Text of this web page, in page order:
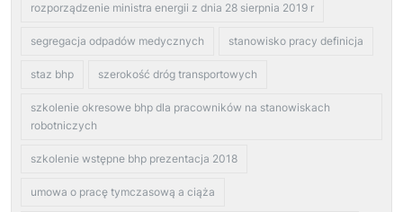
rozporządzenie ministra energii z dnia 28 sierpnia 2019 r
segregacja odpadów medycznych stanowisko pracy definicja
staz bhp szerokość dróg transportowych
szkolenie okresowe bhp dla pracowników na stanowiskach
robotniczych
szkolenie wstępne bhp prezentacja 2018
umowa o pracę tymczasową a ciąża